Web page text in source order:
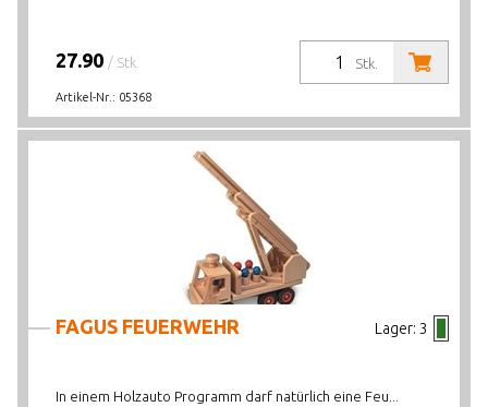
Stk.
27.90 / Stk.
Artikel-Nr.: 05368
Lager: 3
FAGUS FEUERWEHR
In einem Holzauto Programm darf natürlich eine Feu...